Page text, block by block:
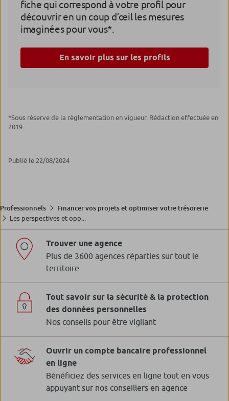
fiche qui correspond à votre profil pour
découvrir en un coup d’œil les mesures
imaginées pour vous*.
En savoir plus sur les profils
*Sous réserve de la règlementation en vigueur. Rédaction effectuée en
2019.
Publié le 22/08/2024
Professionnels
Financer vos projets et optimiser votre trésorerie
Les perspectives et opp...
Trouver une agence
Plus de 3600 agences réparties sur tout le
territoire
Tout savoir sur la sécurité & la protection
des données personnelles
Nos conseils pour être vigilant
Ouvrir un compte bancaire professionnel
en ligne
Bénéficiez des services en ligne tout en vous
appuyant sur nos conseillers en agence